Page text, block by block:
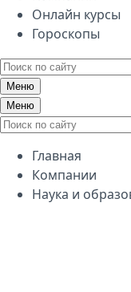
Онлайн курсы
Гороскопы
Меню
Меню
Главная
Компании
Наука и